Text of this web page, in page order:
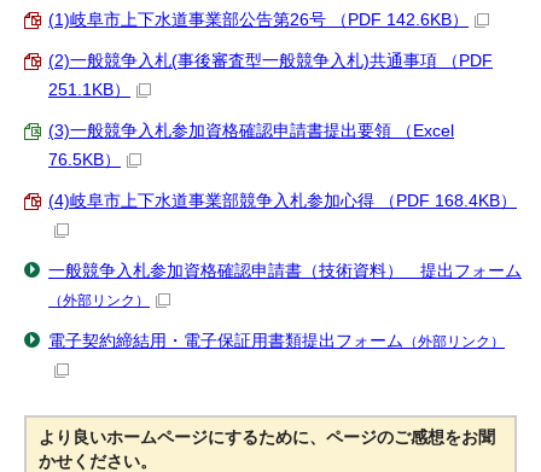
(1)岐阜市上下水道事業部公告第26号 （PDF 142.6KB）
(2)一般競争入札(事後審査型一般競争入札)共通事項 （PDF
251.1KB）
(3)一般競争入札参加資格確認申請書提出要領 （Excel
76.5KB）
(4)岐阜市上下水道事業部競争入札参加心得 （PDF 168.4KB）
一般競争入札参加資格確認申請書（技術資料） 提出フォーム
（外部リンク）
電子契約締結用・電子保証用書類提出フォーム （外部リンク）
より良いホームページにするために、ページのご感想をお聞
かせください。